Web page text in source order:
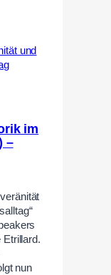
im
–
Etrillard.
nun